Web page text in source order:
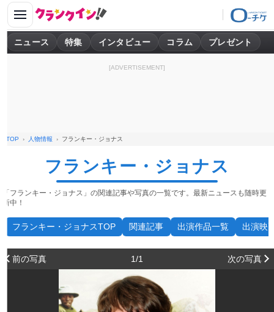
ニュース 特集 インタビュー コラム プレゼント
[ADVERTISEMENT]
TOP 人物情報 フランキー・ジョナス
フランキー・ジョナス
「フランキー・ジョナス」の関連記事や写真の一覧です。最新ニュースも随時更
新中！
フランキー・ジョナスTOP 関連記事 出演作品一覧 出演映
前の写真 1/1 次の写真